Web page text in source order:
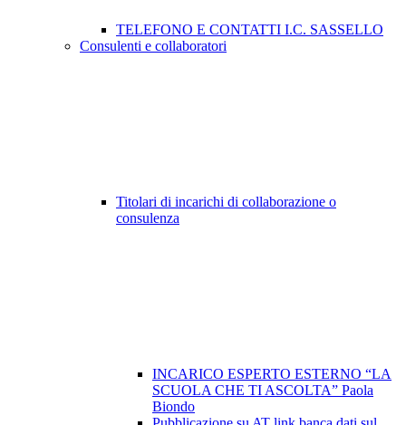
TELEFONO E CONTATTI I.C. SASSELLO
Consulenti e collaboratori
Titolari di incarichi di collaborazione o
consulenza
INCARICO ESPERTO ESTERNO “LA
SCUOLA CHE TI ASCOLTA” Paola
Biondo